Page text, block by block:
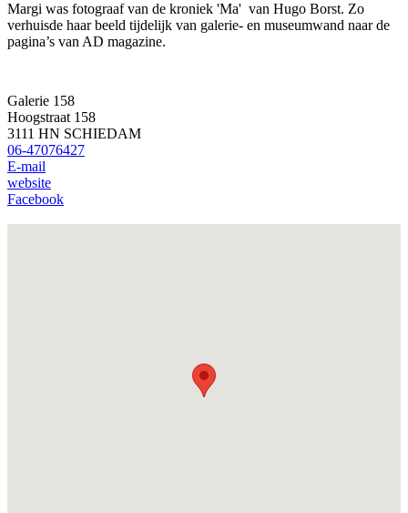
Margi was fotograaf van de kroniek 'Ma' van Hugo Borst. Zo
verhuisde haar beeld tijdelijk van galerie- en museumwand naar de
pagina’s van AD magazine.
Galerie 158
Hoogstraat 158
3111 HN SCHIEDAM
06-47076427
E-mail
website
Facebook